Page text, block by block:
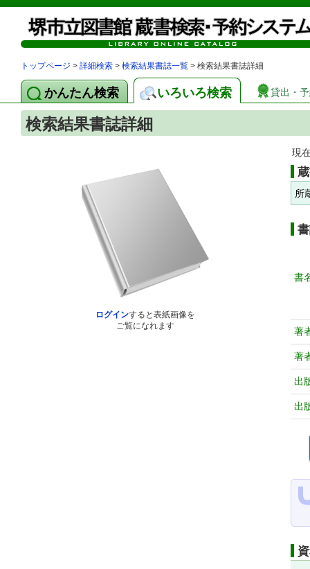
トップページ > 詳細検索 > 検索結果書誌一覧 > 検索結果書誌詳細
かんたん検索 いろいろ検索 貸出・
検索結果書誌詳細
ログインすると表紙画像を
ご覧になれます
現
所
書
著
著
出
出